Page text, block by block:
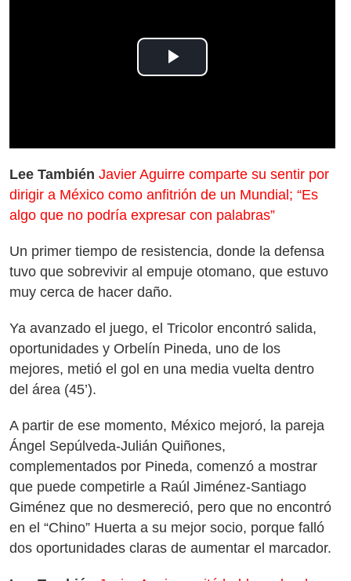
Play
Lee También Javier Aguirre comparte su sentir por
dirigir a México como anfitrión de un Mundial; “Es
algo que no podría expresar con palabras”
Un primer tiempo de resistencia, donde la defensa
tuvo que sobrevivir al empuje otomano, que estuvo
muy cerca de hacer daño.
Ya avanzado el juego, el Tricolor encontró salida,
oportunidades y Orbelín Pineda, uno de los
mejores, metió el gol en una media vuelta dentro
del área (45’).
A partir de ese momento, México mejoró, la pareja
Ángel Sepúlveda-Julián Quiñones,
complementados por Pineda, comenzó a mostrar
que puede competirle a Raúl Jiménez-Santiago
Giménez que no desmereció, pero que no encontró
en el “Chino” Huerta a su mejor socio, porque falló
dos oportunidades claras de aumentar el marcador.